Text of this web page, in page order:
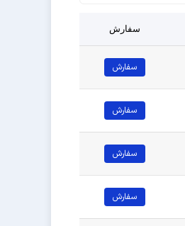
سفارش
سفارش
سفارش
سفارش
سفارش